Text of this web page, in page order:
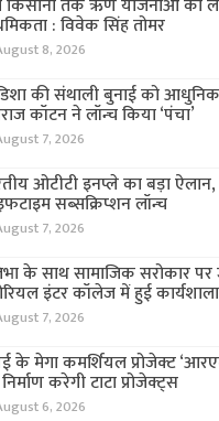
: विवेक सिंह तोमर
8, 2026
की संथाली बुनाई को
कॉटन ने लॉन्च किया ‘पंचा’
7, 2026
ओटीटी इनप्ले का बड़ा
सब्सक्रिप्शन लॉन्च
7, 2026
के साथ सामाजिक सरोकार
इंटर कॉलेज में हुई कार्यशाला
7, 2026
के मेगा कमर्शियल प्रोजेक्ट
करेगी टाटा प्रोजेक्ट्स
6, 2026